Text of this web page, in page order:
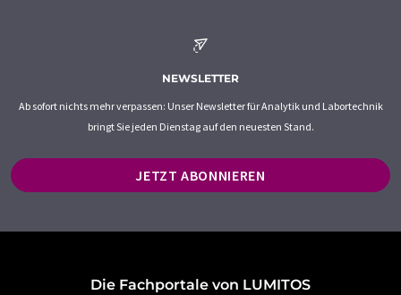
NEWSLETTER
Ab sofort nichts mehr verpassen: Unser Newsletter für Analytik und Labortechnik
bringt Sie jeden Dienstag auf den neuesten Stand.
JETZT ABONNIEREN
Die Fachportale von LUMITOS